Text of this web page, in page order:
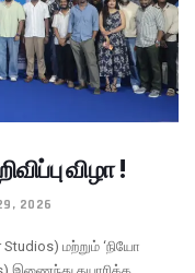
விழா !
2026
மற்றும் ‘நியோ